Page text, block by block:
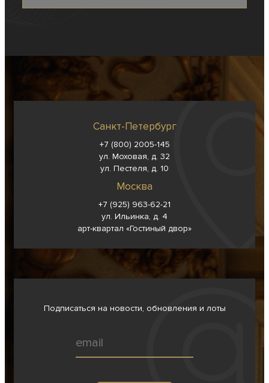
Санкт-Петербург
+7 (800) 2005-145
ул. Моховая, д. 32
ул. Пестеля, д. 10
Москва
+7 (925) 963-62-21
ул. Ильинка, д. 4
арт-квартал «Гостиный двор»
Подписаться на новости, обновления и лоты